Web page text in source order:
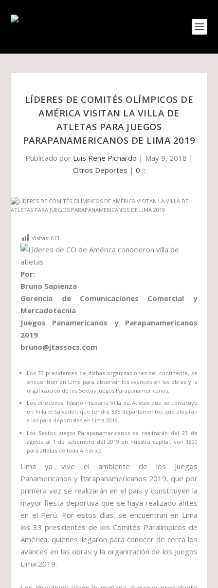
LÍDERES DE COMITÉS OLÍMPICOS DE
AMÉRICA VISITAN LA VILLA DE
ATLETAS PARA JUEGOS
PARAPANAMERICANOS DE LIMA 2019
Publicado por Luis Rene Pichardo | May 9, 2018 |
Otros Deportes | 0
Visitas: 613
Por:
Bruno Sapienza
Gerencia de Comunicaciones Comercial y
Mercadotecnia
Juegos Panamericanos y Parapanamericanos
2019
bruno@jtassocs.com
Los 33 presidentes de dichas organizaciones del continente, se
encuentran en Lima para observar los avances en las obras y la
organización de los Sextos Juegos Parapanamericanos.
Los directivos llegaron hasta la Villa de Atletas que se construye
en Villa El Salvador, que tendrá 336 departamentos que alojarán
a los para deportistas en Lima 2019.
Los Sextos Juegos Parapanamericanos se realizarán del 23 de
agosto al 1 de setiembre del 2019 en nuestra capital, con 1890
para atletas de toda América.
Lima ya vive el ambiente de los Juegos
Panamericanos y Parapanamericanos 2019, que por
primera vez se realizarán en el país y constituyen la
mayor fiesta deportiva que se haya realizado antes
en el Perú. Por estos días, se encuentran en Lima
los 33 presidentes de los Comités Paralímpicos de
América, quienes llegaron para conocer de cerca los
avances en las obras y la organización de los Juegos
Lima 2019.